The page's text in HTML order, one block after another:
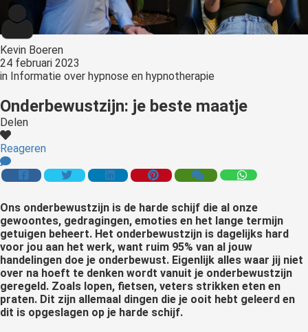
Kevin Boeren
24 februari 2023
in Informatie over hypnose en hypnotherapie
Onderbewustzijn: je beste maatje
Delen
Reageren
Ons onderbewustzijn is de harde schijf die al onze
gewoontes, gedragingen, emoties en het lange termijn
getuigen beheert. Het onderbewustzijn is dagelijks hard
voor jou aan het werk, want ruim 95% van al jouw
handelingen doe je onderbewust. Eigenlijk alles waar jij niet
over na hoeft te denken wordt vanuit je onderbewustzijn
geregeld. Zoals lopen, fietsen, veters strikken eten en
praten. Dit zijn allemaal dingen die je ooit hebt geleerd en
dit is opgeslagen op je harde schijf.
te
over
van
op
gebruikt
te
Hierdoor
website-
van